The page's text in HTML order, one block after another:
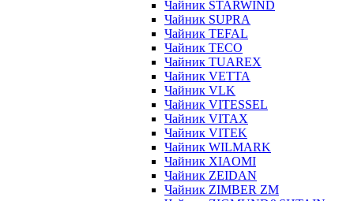
Чайник STARWIND
Чайник SUPRA
Чайник TEFAL
Чайник TECO
Чайник TUAREX
Чайник VETTA
Чайник VLK
Чайник VITESSEL
Чайник VITAX
Чайник VITEK
Чайник WILMARK
Чайник XIAOMI
Чайник ZEIDAN
Чайник ZIMBER ZM